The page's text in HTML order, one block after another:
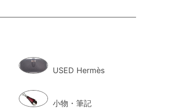
USED Hermès
小物・筆記